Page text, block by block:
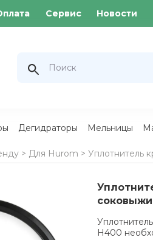
Сервис Новости
Дегидраторы Мельницы
> Для Hurom > Уплотнитель
H400